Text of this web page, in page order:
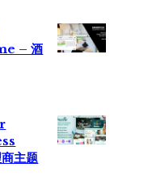
– 酒
主题